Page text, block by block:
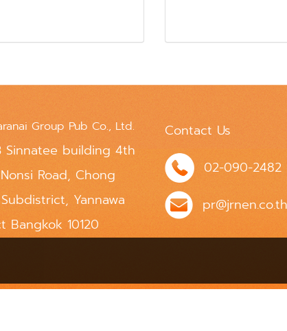
Group Pub Co., Ltd.
Sinnatee building 4th
Road, Chong
Yannawa
Bangkok 10120
Contact Us
02-090-2482
pr@jrnen.co.th